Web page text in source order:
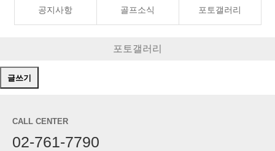
공지사항 골프소식 포토갤러리
포토갤러리
글쓰기
CALL CENTER
02-761-7790